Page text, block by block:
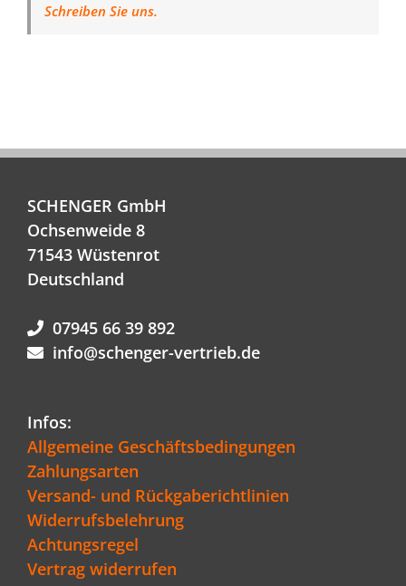
Schreiben Sie uns.
SCHENGER GmbH
Ochsenweide 8
71543 Wüstenrot
Deutschland
07945 66 39 892
info@schenger-vertrieb.de
Infos:
Allgemeine Geschäftsbedingungen
Zahlungsarten
Versand- und Rückgaberichtlinien
Widerrufsbelehrung
Achtungsregel
Vertrag widerrufen